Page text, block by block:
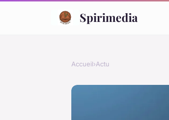
Spirimedia
Accueil›Actu